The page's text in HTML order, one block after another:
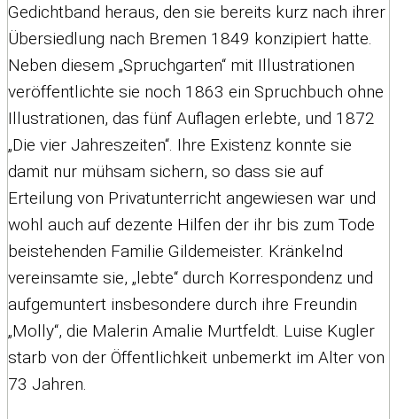
Gedichtband heraus, den sie bereits kurz nach ihrer
Übersiedlung nach Bremen 1849 konzipiert hatte.
Neben diesem „Spruchgarten“ mit Illustrationen
veröffentlichte sie noch 1863 ein Spruchbuch ohne
Illustrationen, das fünf Auflagen erlebte, und 1872
„Die vier Jahreszeiten“. Ihre Existenz konnte sie
damit nur mühsam sichern, so dass sie auf
Erteilung von Privatunterricht angewiesen war und
wohl auch auf dezente Hilfen der ihr bis zum Tode
beistehenden Familie Gildemeister. Kränkelnd
vereinsamte sie, „lebte“ durch Korrespondenz und
aufgemuntert insbesondere durch ihre Freundin
„Molly“, die Malerin Amalie Murtfeldt. Luise Kugler
starb von der Öffentlichkeit unbemerkt im Alter von
73 Jahren.